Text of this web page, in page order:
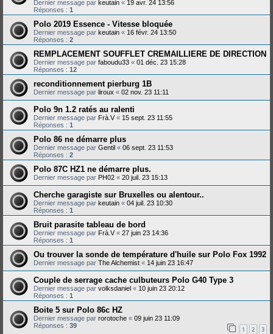
Dernier message par keutain « 19 avr. 24 13:56
Réponses : 1
Polo 2019 Essence - Vitesse bloquée
Dernier message par keutain « 16 févr. 24 13:50
Réponses : 2
REMPLACEMENT SOUFFLET CREMAILLIERE DE DIRECTION
Dernier message par faboudu33 « 01 déc. 23 15:28
Réponses : 12
reconditionnement pierburg 1B
Dernier message par liroux « 02 nov. 23 11:11
Polo 9n 1.2 ratés au ralenti
Dernier message par Frà.V« 15 sept. 23 11:55
Réponses : 1
Polo 86 ne démarre plus
Dernier message par Gentil « 06 sept. 23 11:53
Réponses : 2
Polo 87C HZ1 ne démarre plus.
Dernier message par PH02 « 20 juil. 23 15:13
Cherche garagiste sur Bruxelles ou alentour..
Dernier message par keutain « 04 juil. 23 10:30
Réponses : 1
Bruit parasite tableau de bord
Dernier message par Frà.V« 27 juin 23 14:36
Réponses : 1
Ou trouver la sonde de température d'huile sur Polo Fox 1992
Dernier message par The Alchemist « 14 juin 23 16:47
Couple de serrage cache culbuteurs Polo G40 Type 3
Dernier message par volksdaniel « 10 juin 23 20:12
Réponses : 1
Boite 5 sur Polo 86c HZ
Dernier message par rorotoche « 09 juin 23 11:09
Réponses : 39 1 2 3